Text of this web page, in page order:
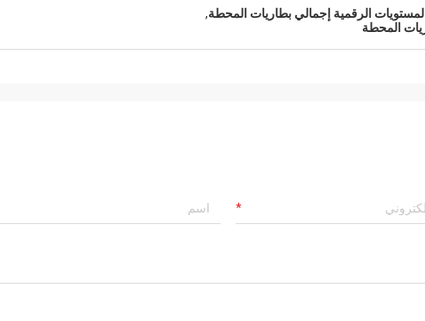
المستويات الرقمية إجمالي بطاريات المحطة,